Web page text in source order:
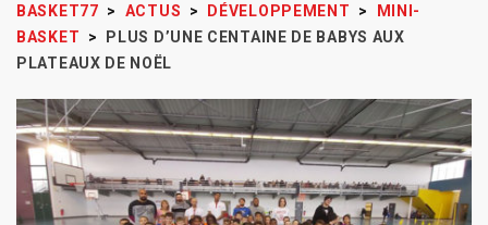
BASKET77 > ACTUS > DÉVELOPPEMENT >
MINI-
BASKET
>
PLUS D’UNE CENTAINE DE BABYS AUX
PLATEAUX DE NOËL